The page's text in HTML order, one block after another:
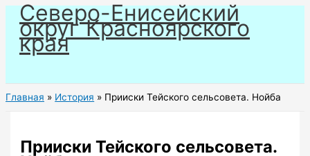
Перейти
содержимому
Северо-Енисейский
округ Красноярского
края
Главная История Прииски Тейского сельсовета. Нойба
Прииски Тейского сельсовета.